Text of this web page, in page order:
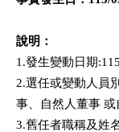
說明：
1.發生變動日期
2.選任或變動人員
事、自然人董事
3.舊任者職稱及姓